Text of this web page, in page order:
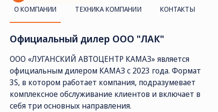
СОЦ. СЕТИ ТЕЛЕФОН
8 (800) 775-82-84
О КОМПАНИИ
ТЕХНИКА КОМПАНИИ КОНТАКТЫ
Официальный дилер ООО "ЛАК"
ООО «ЛУГАНСКИЙ АВТОЦЕНТР КАМАЗ» является
официальным дилером КАМАЗ с 2023 года. Формат
3S, в котором работает компания, подразумевает
комплексное обслуживание клиентов и включает в
себя три основных направления.